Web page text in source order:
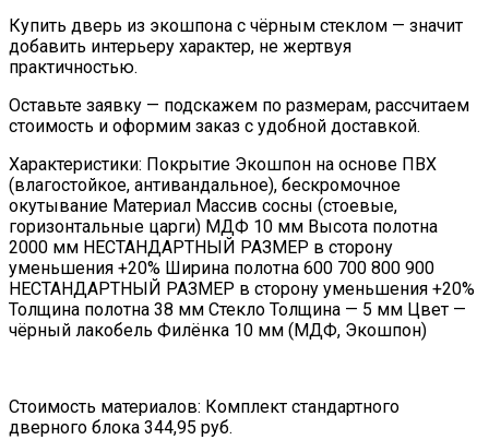
Купить дверь из экошпона с чёрным стеклом — значит
добавить интерьеру характер, не жертвуя
практичностью.
Оставьте заявку — подскажем по размерам, рассчитаем
стоимость и оформим заказ с удобной доставкой.
Характеристики: Покрытие Экошпон на основе ПВХ
(влагостойкое, антивандальное), бескромочное
окутывание Материал Массив сосны (стоевые,
горизонтальные царги) МДФ 10 мм Высота полотна
2000 мм НЕСТАНДАРТНЫЙ РАЗМЕР в сторону
уменьшения +20% Ширина полотна 600 700 800 900
НЕСТАНДАРТНЫЙ РАЗМЕР в сторону уменьшения +20%
Толщина полотна 38 мм Стекло Толщина — 5 мм Цвет —
чёрный лакобель Филёнка 10 мм (МДФ, Экошпон)
Стоимость материалов: Комплект стандартного
дверного блока 344,95 руб.